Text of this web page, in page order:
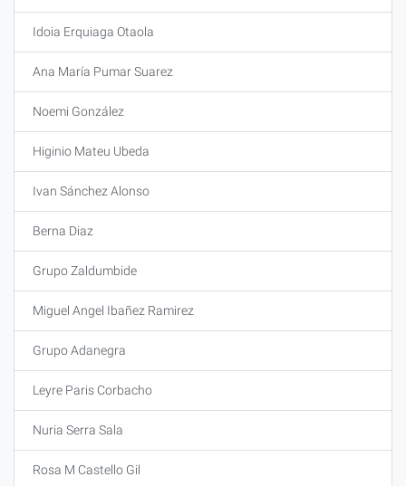
Idoia Erquiaga Otaola
Ana María Pumar Suarez
Noemi González
Higinio Mateu Ubeda
Ivan Sánchez Alonso
Berna Diaz
Grupo Zaldumbide
Miguel Angel Ibañez Ramirez
Grupo Adanegra
Leyre Paris Corbacho
Nuria Serra Sala
Rosa M Castello Gil